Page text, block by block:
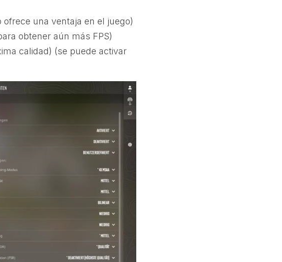
una ventaja en el juego)
obtener aún más FPS)
calidad) (se puede activar